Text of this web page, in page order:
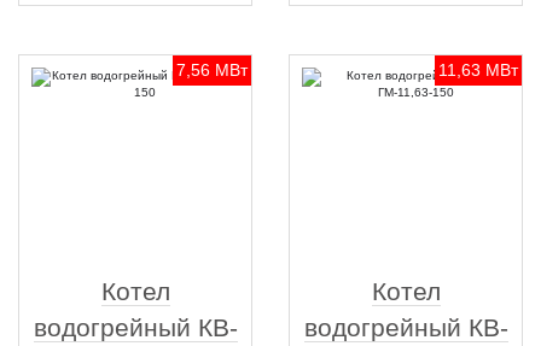
7,56 МВт
Котел
водогрейный КВ-
11,63 МВт
Котел
водогрейный КВ-